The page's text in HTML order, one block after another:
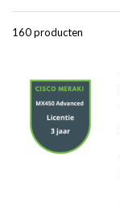
160 producten